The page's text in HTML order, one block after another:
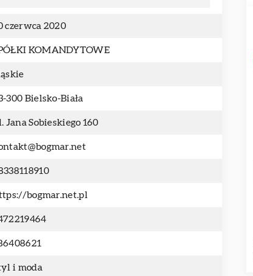
czerwca 2020
KOMANDYTOWE
300 Bielsko-Biała
Jana Sobieskiego 160
bogmar.net.pl
i moda